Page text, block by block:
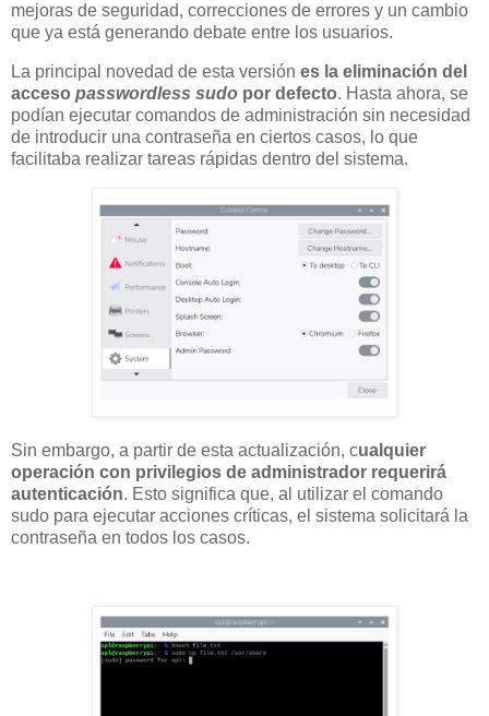
mejoras de seguridad, correcciones de errores y un cambio
que ya está generando debate entre los usuarios.
La principal novedad de esta versión es la eliminación del
acceso passwordless sudo por defecto. Hasta ahora, se
podían ejecutar comandos de administración sin necesidad
de introducir una contraseña en ciertos casos, lo que
facilitaba realizar tareas rápidas dentro del sistema.
Sin embargo, a partir de esta actualización, cualquier
operación con privilegios de administrador requerirá
autenticación. Esto significa que, al utilizar el comando
sudo para ejecutar acciones críticas, el sistema solicitará la
contraseña en todos los casos.